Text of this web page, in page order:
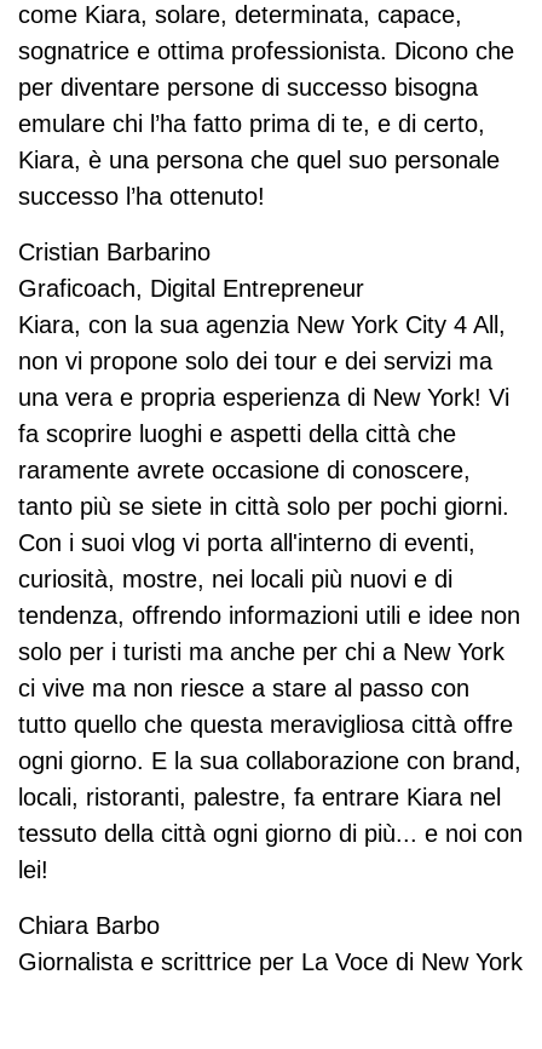
come Kiara, solare, determinata, capace,
sognatrice e ottima professionista. Dicono che
per diventare persone di successo bisogna
emulare chi l’ha fatto prima di te, e di certo,
Kiara, è una persona che quel suo personale
successo l’ha ottenuto!
Cristian Barbarino
Graficoach, Digital Entrepreneur
Kiara, con la sua agenzia New York City 4 All,
non vi propone solo dei tour e dei servizi ma
una vera e propria esperienza di New York! Vi
fa scoprire luoghi e aspetti della città che
raramente avrete occasione di conoscere,
tanto più se siete in città solo per pochi giorni.
Con i suoi vlog vi porta all'interno di eventi,
curiosità, mostre, nei locali più nuovi e di
tendenza, offrendo informazioni utili e idee non
solo per i turisti ma anche per chi a New York
ci vive ma non riesce a stare al passo con
tutto quello che questa meravigliosa città offre
ogni giorno. E la sua collaborazione con brand,
locali, ristoranti, palestre, fa entrare Kiara nel
tessuto della città ogni giorno di più... e noi con
lei!
Chiara Barbo
Giornalista e scrittrice per La Voce di New York